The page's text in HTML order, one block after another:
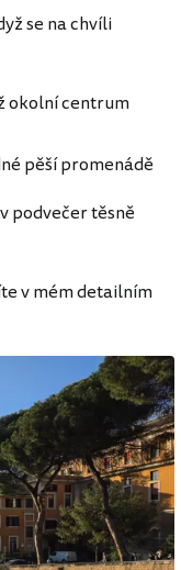
se na chvíli
okolní centrum
pěší promenádě
podvečer těsně
v mém detailním